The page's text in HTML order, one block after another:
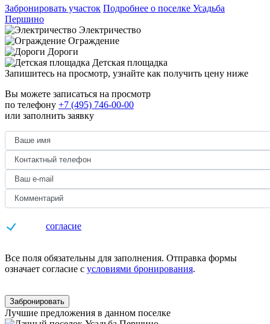
Забронировать участок Подробнее о поселке Усадьба
Першино
Электричество
Ограждение
Дороги
Детская площадка
Запишитесь на просмотр, узнайте как получить цену ниже
Вы можете записаться на просмотр
по телефону +7 (495) 746-00-00
или заполнить заявку
согласие
Все поля обязательны для заполнения. Отправка формы
означает согласие с условиями бронирования.
Забронировать
Лучшие предложения в данном поселке